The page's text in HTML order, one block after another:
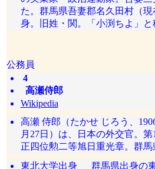
た。群馬県吾妻郡名久田村（
身。旧姓・関。「小渕ちよ」と
公務員
4
高瀬侍郎
Wikipedia
高瀬 侍郎（たかせ じろう、
月27日）は、日本の外交官。第
正四位勲二等旭日重光章。群馬
東北大学出身 群馬県出身の